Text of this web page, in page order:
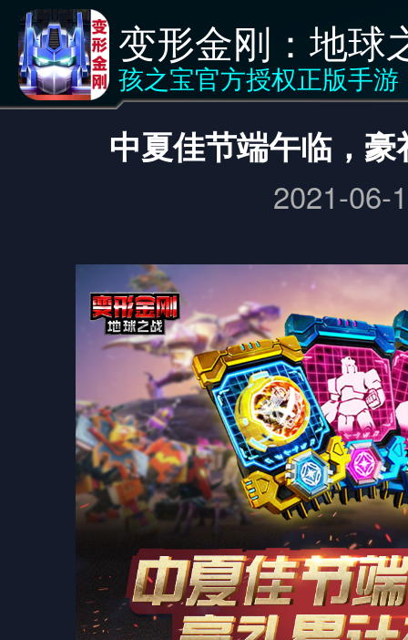
变形金刚：地球
孩之宝官方授权正版手游
<返回 新闻
中夏佳节端午临，
2021-06-